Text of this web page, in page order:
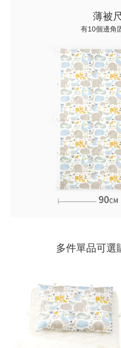
薄被
有10個邊角
多件單品可選